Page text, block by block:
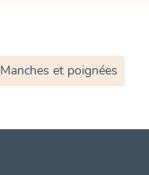
Manches et poignées